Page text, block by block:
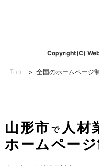
Copyright(C)
Top > 全国のホームページ
山形市 で 人材
ホームペー